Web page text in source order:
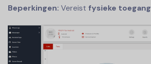
Beperkingen: Vereist fysieke toegang